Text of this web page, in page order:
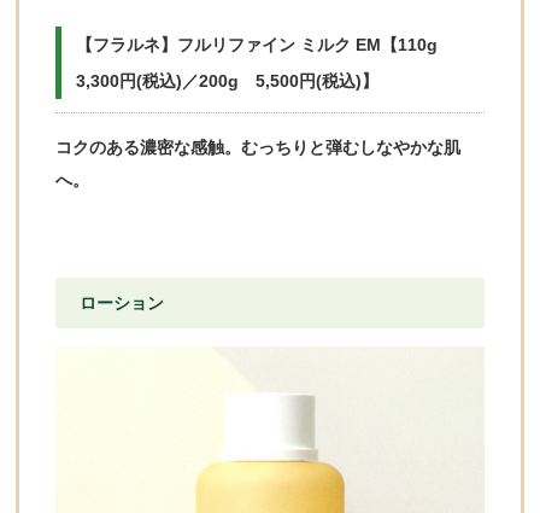
【フラルネ】 フルリファイン ミルク EM【110g
3,300円(税込)／200g 5,500円(税込)】
コクのある濃密な感触。むっちりと弾むしなやかな肌
へ。
ローション